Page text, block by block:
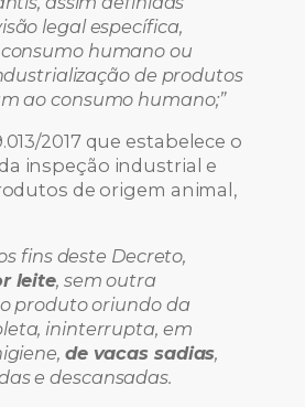
legal específica,
humano ou
de produtos
ao consumo humano;”
2017 que estabelece o
inspeção industrial e
de origem animal,
fins deste Decreto,
leite, sem outra
produto oriundo da
ininterrupta, em
de vacas sadias,
e descansadas.